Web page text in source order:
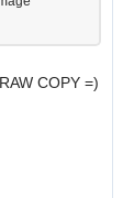
COPY =)